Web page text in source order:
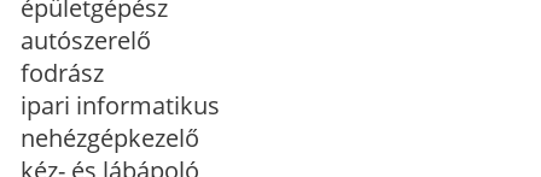
épületgépész
autószerelő
fodrász
ipari informatikus
nehézgépkezelő
kéz- és lábápoló